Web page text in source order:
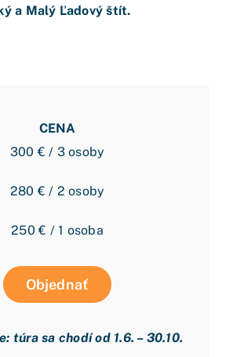
a Malý Ľadový štít.
CENA
300 € / 3 osoby
280 € / 2 osoby
250 € / 1 osoba
Objednať
túra sa chodí od 1.6. – 30.10.